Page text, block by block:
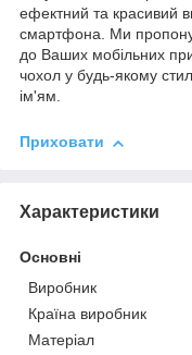
ефектний та красивий
смартфона. Ми
до Ваших мобільних
чохол у будь-якому
ім'ям.
Приховати
Характеристики
Основні
Виробник
Країна виробник
Матеріал